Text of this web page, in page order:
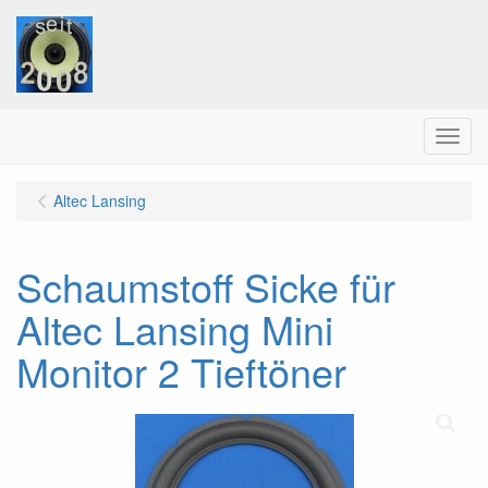
Menu
Altec Lansing
Schaumstoff Sicke für
Altec Lansing Mini
Monitor 2 Tieftöner